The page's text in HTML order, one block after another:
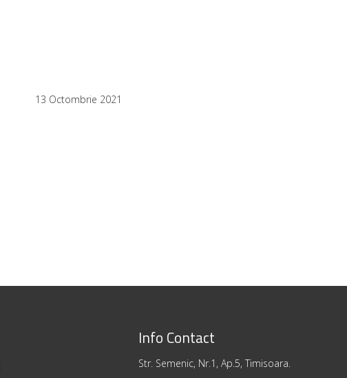
13 Octombrie 2021
Info Contact
Str. Semenic, Nr.1, Ap.5, Timisoara.